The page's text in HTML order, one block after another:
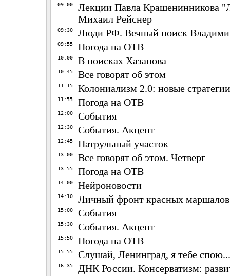
09:00
Лекции Павла Крашенинникова
Михаил Рейснер
09:30 Люди РФ. Вечный поиск
09:55 Погода на ОТВ
10:00 В поисках Хазанова
10:45 Все говорят об этом
11:15 Колониализм 2.0: новые
11:55 Погода на ОТВ
12:00 События
12:30 События. Акцент
12:45 Патрульный участок
13:00 Все говорят об этом. Четверг
13:55 Погода на ОТВ
14:00 Нейроновости
14:10 Личный фронт красных маршалов
15:00 События
15:30 События. Акцент
15:50 Погода на ОТВ
15:55 Слушай, Ленинград, я тебе спою...
16:35 ДНК России. Консерватизм: